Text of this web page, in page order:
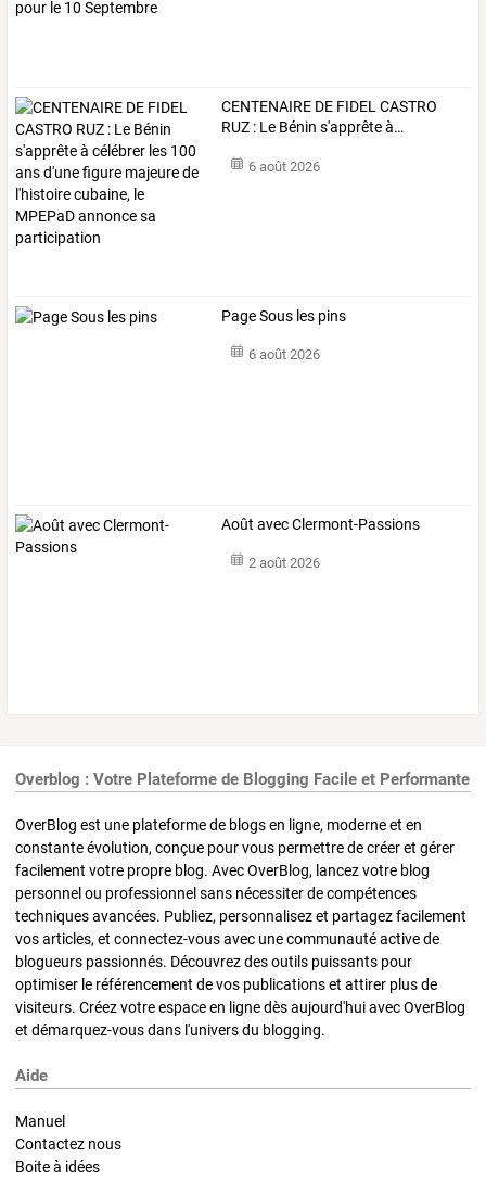
CENTENAIRE DE FIDEL CASTRO
RUZ : Le Bénin s'apprêteà…
6 août 2026
Page Sous les pins
6 août 2026
Août avec Clermont-Passions
2 août 2026
Overblog : Votre Plateforme de Blogging Facile et Performante
OverBlog est une plateforme de blogs en ligne, moderne et en
constante évolution, conçue pour vous permettre de créer et gérer
facilement votre propre blog. Avec OverBlog, lancez votre blog
personnel ou professionnel sans nécessiter de compétences
techniques avancées. Publiez, personnalisez et partagez facilement
vos articles, et connectez-vous avec une communauté active de
blogueurs passionnés. Découvrez des outils puissants pour
optimiser le référencement de vos publications et attirer plus de
visiteurs. Créez votre espace en ligne dès aujourd'hui avec OverBlog
et démarquez-vous dans l'univers du blogging.
Aide
Manuel
Contactez nous
Boite à idées